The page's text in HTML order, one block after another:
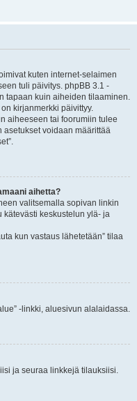
kuten internet-selaimen
tuli päivitys. phpBB 3.1 -
tapaan kuin aiheiden tilaaminen.
kirjanmerkki päivittyy.
aiheeseen tai foorumiin tulee
asetukset voidaan määrittää
aihetta?
valitsemalla sopivan linkin
kätevästi keskustelun ylä- ja
kun vastaus lähetetään” tilaa
-linkki, aluesivun alalaidassa.
ja seuraa linkkejä tilauksiisi.